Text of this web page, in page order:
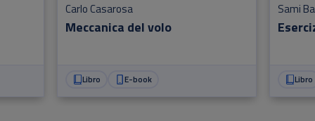
Meccanica del volo
Carlo Casarosa
Libro E-book
Sami
Libro